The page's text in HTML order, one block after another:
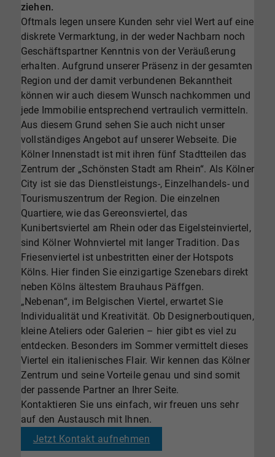
ziehen.
Oftmals legen unsere Kunden sehr viel Wert auf eine
diskrete Vermarktung, in der weder Nachbarn noch
Geschäftspartner Kenntnis von der Veräußerung
erhalten. Aufgrund unserer Präsenz in der gesamten
Region und der damit verbundenen Bekanntheit
können wir auch diesem Wunsch nachkommen und
jede Immobilie entsprechend vertraulich vermitteln.
Aus diesem Grund sehen Sie auch nicht unser
vollständiges Angebot auf unserer Webseite. Die
Kölner Innenstadt ist mit ihren fünf Stadtteilen das
Zentrum der „Schönsten Stadt am Rhein“. Als Kölner
City ist sie das Dienstleistungs-, Einzelhandels- und
Tourismuszentrum der Region. Die einzelnen
Quartiere, wie das Gereonsviertel, das
Kunibertsviertel am Rhein oder das Eigelsteinviertel,
sind Kölner Wohnviertel mit langer Tradition. Das
Friesenviertel ist unbestritten einer der Hotspots
Kölns. Hier finden Sie einzigartige Szenebars direkt
neben Kölns ältestem Brauhaus Päffgen.
„Nebenan“, im Belgischen Viertel, erwartet Sie
Individualität und Kreativität. Ob Designerboutiquen,
kleine Ateliers oder Galerien – hier gibt es viel zu
entdecken. Besonders im Sommer vermittelt dieses
Viertel ein italienisches Flair. Wir kennen das Kölner
Zentrum und seine Vorteile genau und sind somit
der passende Partner an Ihrer Seite.
Kontaktieren Sie uns einfach, wir freuen uns sehr
auf den Austausch mit Ihnen.
Jetzt Kontakt aufnehmen